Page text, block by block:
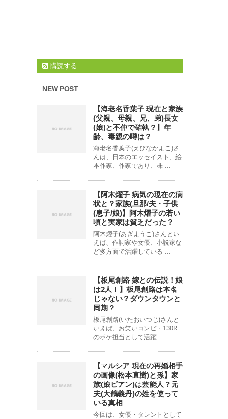
購読する
NEW POST
【海老名香葉子 現在と家族
(父親、母親、兄、弟)長女
(娘)と不仲で確執？】年
齢、毒親の噂は？
海老名香葉子(えびなかよこ)さ
んは、日本のエッセイスト、絵
本作家、作家であり、株 ...
【阿木燿子 病気の現在の病
状と？家族(旦那/夫・子供
(息子/娘)】阿木燿子の若い
頃と実家は貧乏だった？
阿木燿子(あぎようこ)さんとい
えば、作詞家や女優、小説家な
ど多方面で活躍している ...
【板尾創路 嫁との伝説！娘
は2人！】板尾創路は本名
じゃない？ダウンタウンと
同期？
板尾創路(いたおいつじ)さんと
いえば、お笑いコンビ・130R
のボケ担当として活躍 ...
【マルシア 現在の再婚相手
の画像(松本直樹)と孫】家
族(娘ビアン)は芸能人？元
夫(大鶴義丹)の姓を使って
いる真相
今回は、女優・タレントとして